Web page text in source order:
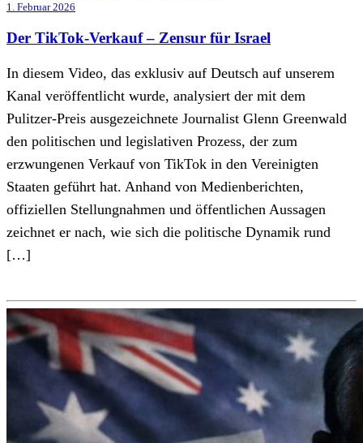
1. Februar 2026
Der TikTok-Verkauf – Zensur für Israel
In diesem Video, das exklusiv auf Deutsch auf unserem
Kanal veröffentlicht wurde, analysiert der mit dem
Pulitzer-Preis ausgezeichnete Journalist Glenn Greenwald
den politischen und legislativen Prozess, der zum
erzwungenen Verkauf von TikTok in den Vereinigten
Staaten geführt hat. Anhand von Medienberichten,
offiziellen Stellungnahmen und öffentlichen Aussagen
zeichnet er nach, wie sich die politische Dynamik rund
[…]